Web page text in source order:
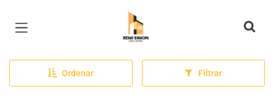
Página inicial
Ordenar Filtrar